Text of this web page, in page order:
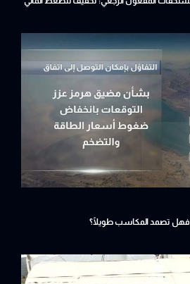
فهل تصمد المكاسب طويلًا؟